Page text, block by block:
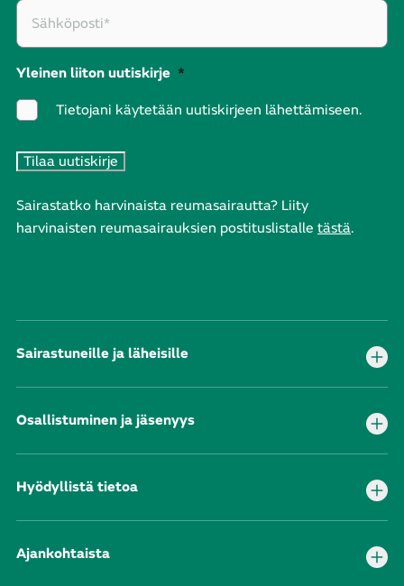
Yleinen liiton uutiskirje *
Tietojani käytetään uutiskirjeen lähettämiseen.
Sairastatko harvinaista reumasairautta? Liity
harvinaisten reumasairauksien postituslistalle tästä.
Sairastuneille ja läheisille
Osallistuminen ja jäsenyys
Hyödyllistä tietoa
Ajankohtaista